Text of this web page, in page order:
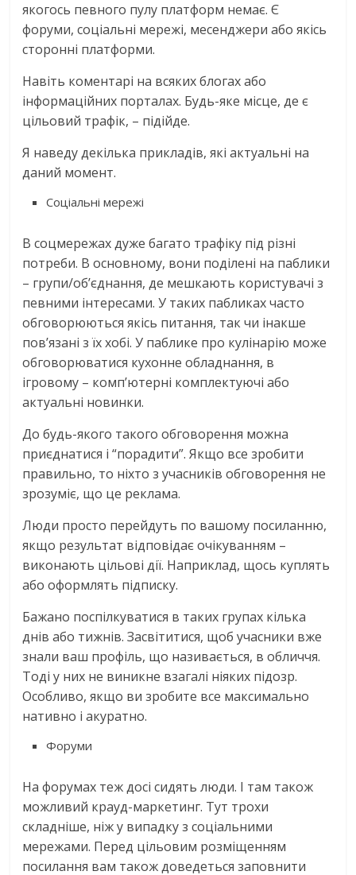
якогось певного пулу платформ немає. Є
форуми, соціальні мережі, месенджери або якісь
сторонні платформи.
Навіть коментарі на всяких блогах або
інформаційних порталах. Будь-яке місце, де є
цільовий трафік, – підійде.
Я наведу декілька прикладів, які актуальні на
даний момент.
Соціальні мережі
В соцмережах дуже багато трафіку під різні
потреби. В основному, вони поділені на паблики
– групи/об’єднання, де мешкають користувачі з
певними інтересами. У таких пабликах часто
обговорюються якісь питання, так чи інакше
пов’язані з їх хобі. У паблике про кулінарію може
обговорюватися кухонне обладнання, в
ігровому – комп’ютерні комплектуючі або
актуальні новинки.
До будь-якого такого обговорення можна
приєднатися і “порадити”. Якщо все зробити
правильно, то ніхто з учасників обговорення не
зрозуміє, що це реклама.
Люди просто перейдуть по вашому посиланню,
якщо результат відповідає очікуванням –
виконають цільові дії. Наприклад, щось куплять
або оформлять підписку.
Бажано поспілкуватися в таких групах кілька
днів або тижнів. Засвітитися, щоб учасники вже
знали ваш профіль, що називається, в обличчя.
Тоді у них не виникне взагалі ніяких підозр.
Особливо, якщо ви зробите все максимально
нативно і акуратно.
Форуми
На форумах теж досі сидять люди. І там також
можливий крауд-маркетинг. Тут трохи
складніше, ніж у випадку з соціальними
мережами. Перед цільовим розміщенням
посилання вам також доведеться заповнити